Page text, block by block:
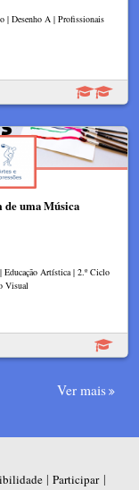
| Desenho A | Profissionais
de uma Música
Educação Artística | 2.º Ciclo
Visual
Ver mais
| Participar|